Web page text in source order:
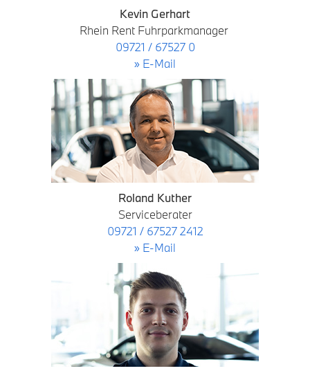
Kevin Gerhart
Rhein Rent Fuhrparkmanager
09721 / 67527 0
» E-Mail
Roland Kuther
Serviceberater
09721 / 67527 2412
» E-Mail